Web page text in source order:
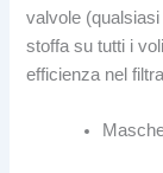
valvole
stoffa su tutti i
efficienza nel